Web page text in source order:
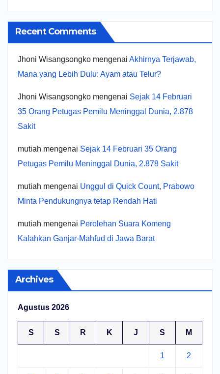
Recent Comments
Jhoni Wisangsongko mengenai Akhirnya Terjawab,
Mana yang Lebih Dulu: Ayam atau Telur?
Jhoni Wisangsongko mengenai Sejak 14 Februari
35 Orang Petugas Pemilu Meninggal Dunia, 2.878
Sakit
mutiah mengenai Sejak 14 Februari 35 Orang
Petugas Pemilu Meninggal Dunia, 2.878 Sakit
mutiah mengenai Unggul di Quick Count, Prabowo
Minta Pendukungnya tetap Rendah Hati
mutiah mengenai Perolehan Suara Komeng
Kalahkan Ganjar-Mahfud di Jawa Barat
Archives
Agustus 2026
S S R K J S M
1 2